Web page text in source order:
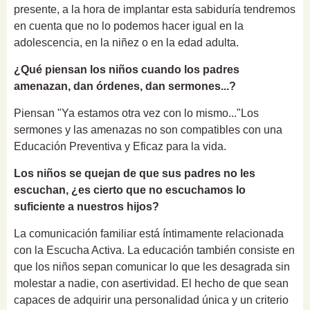
presente, a la hora de implantar esta sabiduría tendremos
en cuenta que no lo podemos hacer igual en la
adolescencia, en la niñez o en la edad adulta.
¿Qué piensan los niños cuando los padres
amenazan, dan órdenes, dan sermones...?
Piensan "Ya estamos otra vez con lo mismo..." Los
sermones y las amenazas no son compatibles con una
Educación Preventiva y Eficaz para la vida.
Los niños se quejan de que sus padres no les
escuchan, ¿es cierto que no escuchamos lo
suficiente a nuestros hijos?
La comunicación familiar está íntimamente relacionada
con la Escucha Activa. La educación también consiste en
que los niños sepan comunicar lo que les desagrada sin
molestar a nadie, con asertividad. El hecho de que sean
capaces de adquirir una personalidad única y un criterio